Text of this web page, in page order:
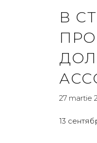
В
27 martie
13